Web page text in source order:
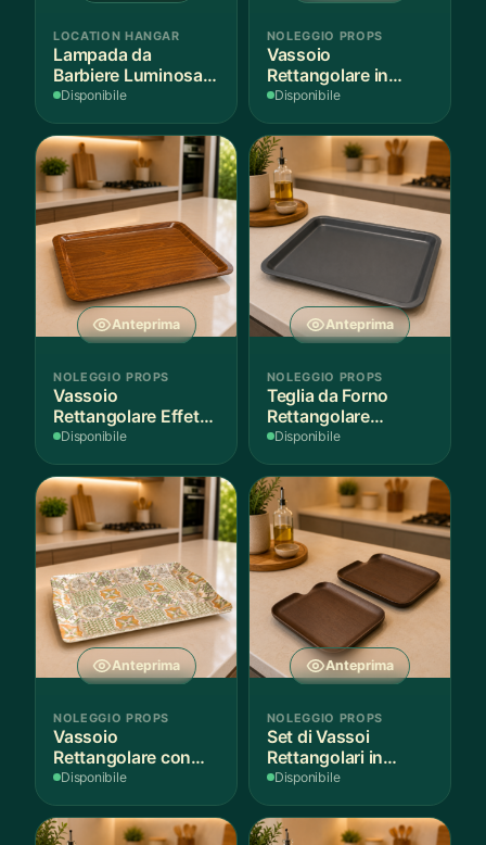
LOCATION HANGAR
Lampada da
Barbiere Luminosa
Rotante
Disponibile
NOLEGGIO PROPS
Vassoio
Rettangolare in
Legno Scuro
Disponibile
Anteprima
NOLEGGIO PROPS
Vassoio
Rettangolare Effetto
Legno
Disponibile
Anteprima
NOLEGGIO PROPS
Teglia da Forno
Rettangolare
Antiaderente
Disponibile
Anteprima
NOLEGGIO PROPS
Vassoio
Rettangolare con
Fantasia
Disponibile
Anteprima
NOLEGGIO PROPS
Set di Vassoi
Rettangolari in
Finitura Legno
Disponibile